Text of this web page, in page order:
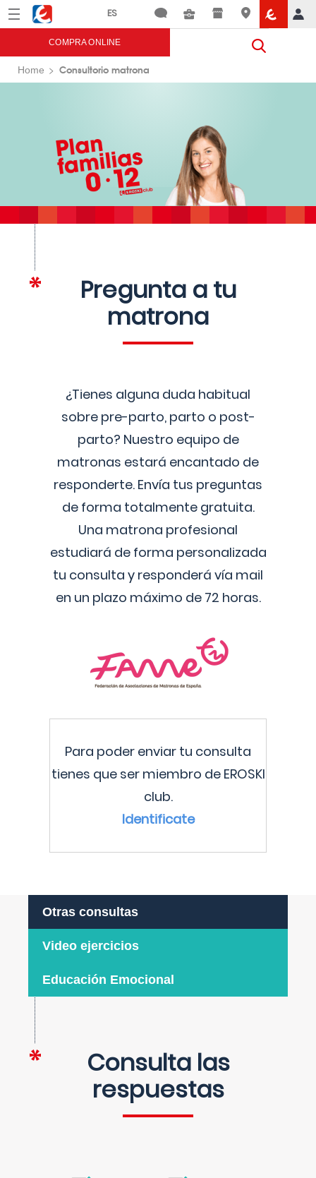
Menú Eroski
COMPRA ONLINE
Home Consultorio matrona
Pregunta a tu
matrona
¿Tienes alguna duda habitual
sobre pre-parto, parto o post-
parto? Nuestro equipo de
matronas estará encantado de
responderte. Envía tus preguntas
de forma totalmente gratuita.
Una matrona profesional
estudiará de forma personalizada
tu consulta y responderá vía mail
en un plazo máximo de 72 horas.
Para poder enviar tu consulta
tienes que ser miembro de EROSKI
club.
Identificate
Otras consultas
Video ejercicios
Educación Emocional
Consulta las
respuestas